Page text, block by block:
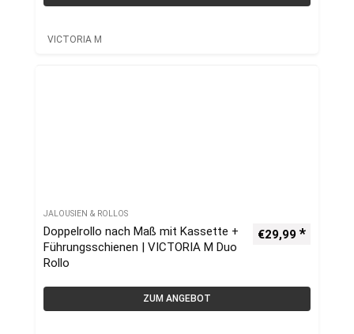
VICTORIA M
JALOUSIEN & ROLLOS
Doppelrollo nach Maß mit Kassette +
Führungsschienen | VICTORIA M Duo
Rollo
€29,99
ZUM ANGEBOT